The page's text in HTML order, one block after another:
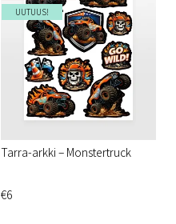
UUTUUS!
Tarra-arkki – Monstertruck
€6